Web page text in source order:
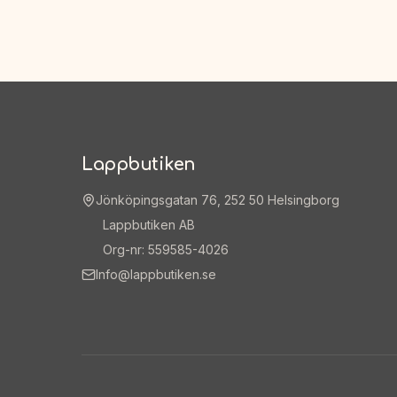
Lappbutiken
Jönköpingsgatan 76, 252 50 Helsingborg
Lappbutiken AB
Org-nr: 559585-4026
Info@lappbutiken.se